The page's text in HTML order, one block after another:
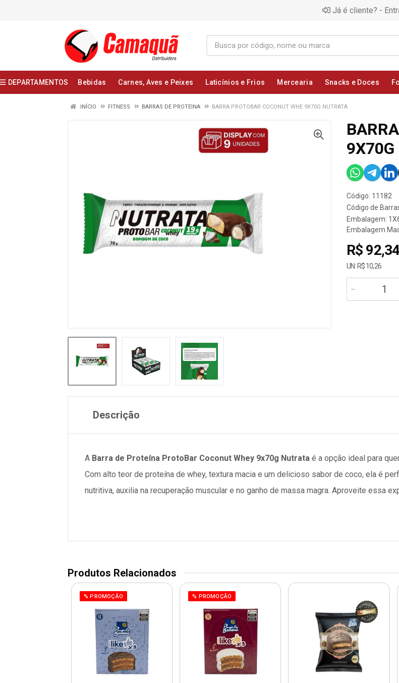
Já é cliente? -
DEPARTAMENTOS Bebidas Carnes, Aves e Peixes Laticínios e Frios Mercearia Snacks e Doces
INÍCIO FITNESS BARRAS DE PROTEINA BARRA PROTOBAR COCONUT WHE 9X70G NUTRATA
9X70G
Código: 11182
Código de
Embalagem:
Embalagem
R$ 92,34
UN: R$ 10,26
Descrição
A Barra de Proteína ProtoBar Coconut Whey 9x70g Nutrata é a opção ideal para
Com alto teor de proteína de whey, textura macia e um delicioso sabor de coco, ela é
nutritiva, auxilia na recuperação muscular e no ganho de massa magra. Aproveite essa
Produtos Relacionados
% PROMOÇÃO % PROMOÇÃO